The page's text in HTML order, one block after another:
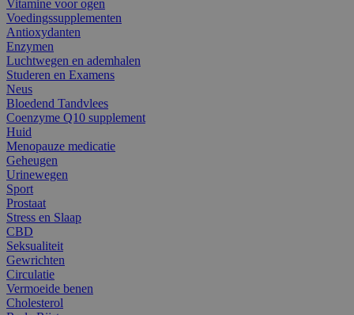
Vitamine voor ogen
Voedingssupplementen
Antioxydanten
Enzymen
Luchtwegen en ademhalen
Studeren en Examens
Neus
Bloedend Tandvlees
Coenzyme Q10 supplement
Huid
Menopauze medicatie
Geheugen
Urinewegen
Sport
Prostaat
Stress en Slaap
CBD
Seksualiteit
Gewrichten
Circulatie
Vermoeide benen
Cholesterol